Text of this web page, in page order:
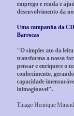
emprego e renda e
desenvolvimento da
Uma campanha da
Barrocas
"O simples ato da
transforma a nossa
pensar e enriquece o
conhecimento,
capacidade
inimaginavel".
Thiago Henrique